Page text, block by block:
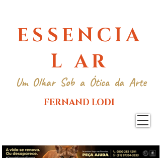
ESSENCIA
L AR
Um Olhar Sob a Ótica da Arte
FERNAND LODI